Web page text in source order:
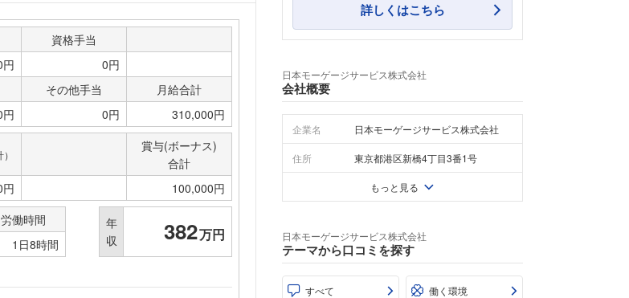
資格手当
円
0円
その他手当
月給合計
0円 310,000円
賞与(ボーナス)
合計
100,000円
働時間
1日8時間
年
収
382万円
詳しくはこちら
日本モーゲージサービス株式会社
会社概要
企業名 日本モーゲージサービス株式会社
住所 東京都港区新橋4丁目3番1号
もっと見る
日本モーゲージサービス株式会社
テーマから口コミを探す
すべて 働く環境